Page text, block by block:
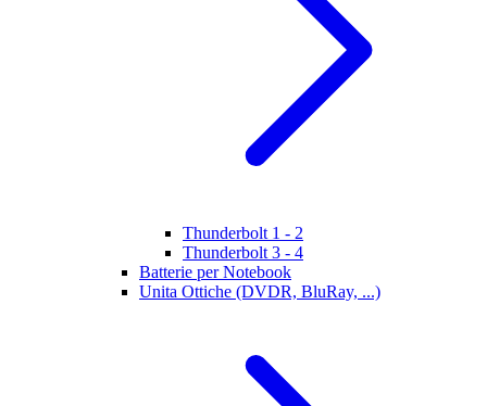
Thunderbolt 1 - 2
Thunderbolt 3 - 4
Batterie per Notebook
Unita Ottiche (DVDR, BluRay, ...)